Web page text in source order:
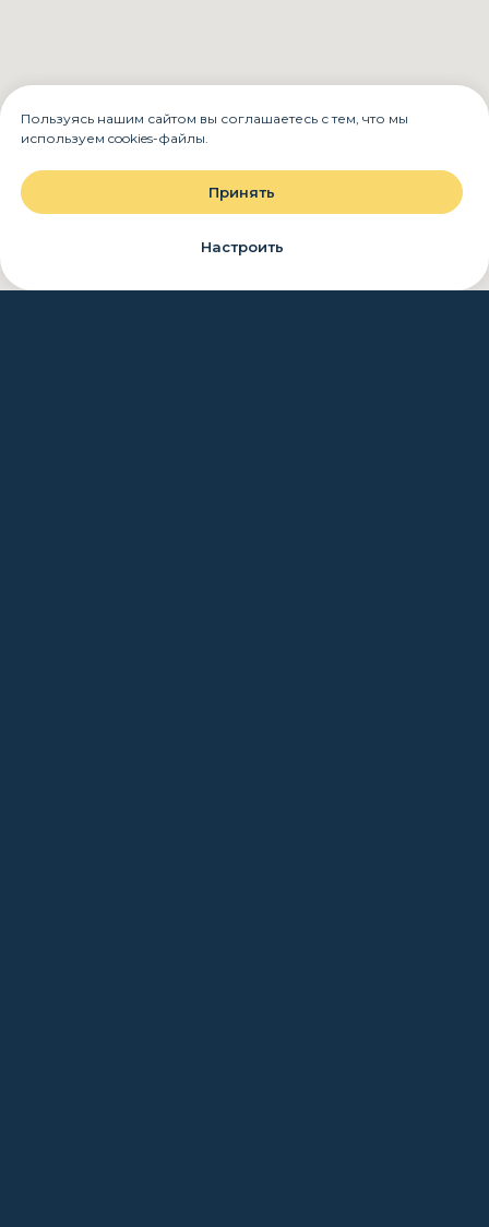
Пользуясь нашим сайтом вы соглашаетесь с тем, что мы
используем cookies-файлы.
Принять
Настроить